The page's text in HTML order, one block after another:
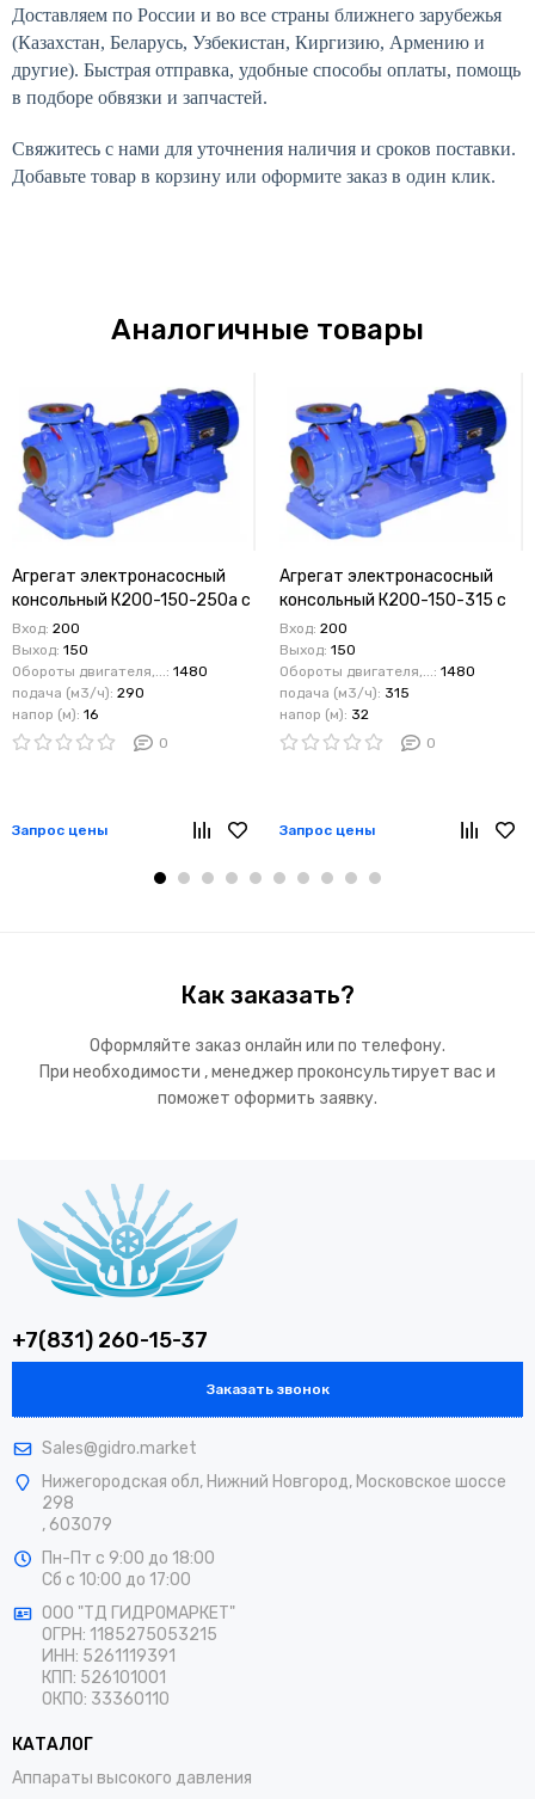
Доставляем по России и во все страны ближнего зарубежья
(Казахстан, Беларусь, Узбекистан, Киргизию, Армению и
другие). Быстрая отправка, удобные способы оплаты, помощь
в подборе обвязки и запчастей.
Свяжитесь с нами для уточнения наличия и сроков поставки.
Добавьте товар в корзину или оформите заказ в один клик.
Аналогичные товары
Агрегат электронасосный
консольный К200-150-250а с
дв. 22 кВт
Вход: 200
Выход: 150
Обороты двигателя,...: 1480
подача (м3/ч): 290
напор (м): 16
0
Запрос цены
Агрегат электронасосный
консольный К200-150-315 с
дв. 37 кВт
Вход: 200
Выход: 150
Обороты двигателя,...: 1480
подача (м3/ч): 315
напор (м): 32
0
Запрос цены
Как заказать?
Оформляйте заказ онлайн или по телефону.
При необходимости , менеджер проконсультирует вас и
поможет оформить заявку.
+7(831) 260-15-37
Заказать звонок
Sales@gidro.market
Нижегородская обл, Нижний Новгород, Московское шоссе
298
, 603079
Пн-Пт с 9:00 до 18:00
Сб с 10:00 до 17:00
ООО "ТД ГИДРОМАРКЕТ"
ОГРН: 1185275053215
ИНН: 5261119391
КПП: 526101001
ОКПО: 33360110
КАТАЛОГ
Аппараты высокого давления